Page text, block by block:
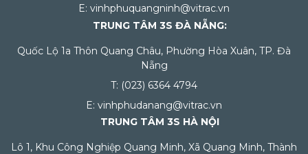
E: vinhphuquangninh@vitrac.vn
TRUNG TÂM 3S ĐÀ NẴNG:
Quốc Lộ 1a Thôn Quang Châu, Phường Hòa Xuân, TP. Đà
Nẵng
T: (023) 6364 4794
E: vinhphudanang@vitrac.vn
TRUNG TÂM 3S HÀ NỘI
Lô 1, Khu Công Nghiệp Quang Minh, Xã Quang Minh, Thành